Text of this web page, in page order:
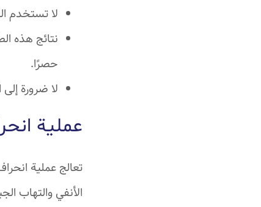
لا تستخدم
نتائج هذه
حصرًا.
لا ضرورة
عملية
تعالج عملية
الأنفي والتهاب